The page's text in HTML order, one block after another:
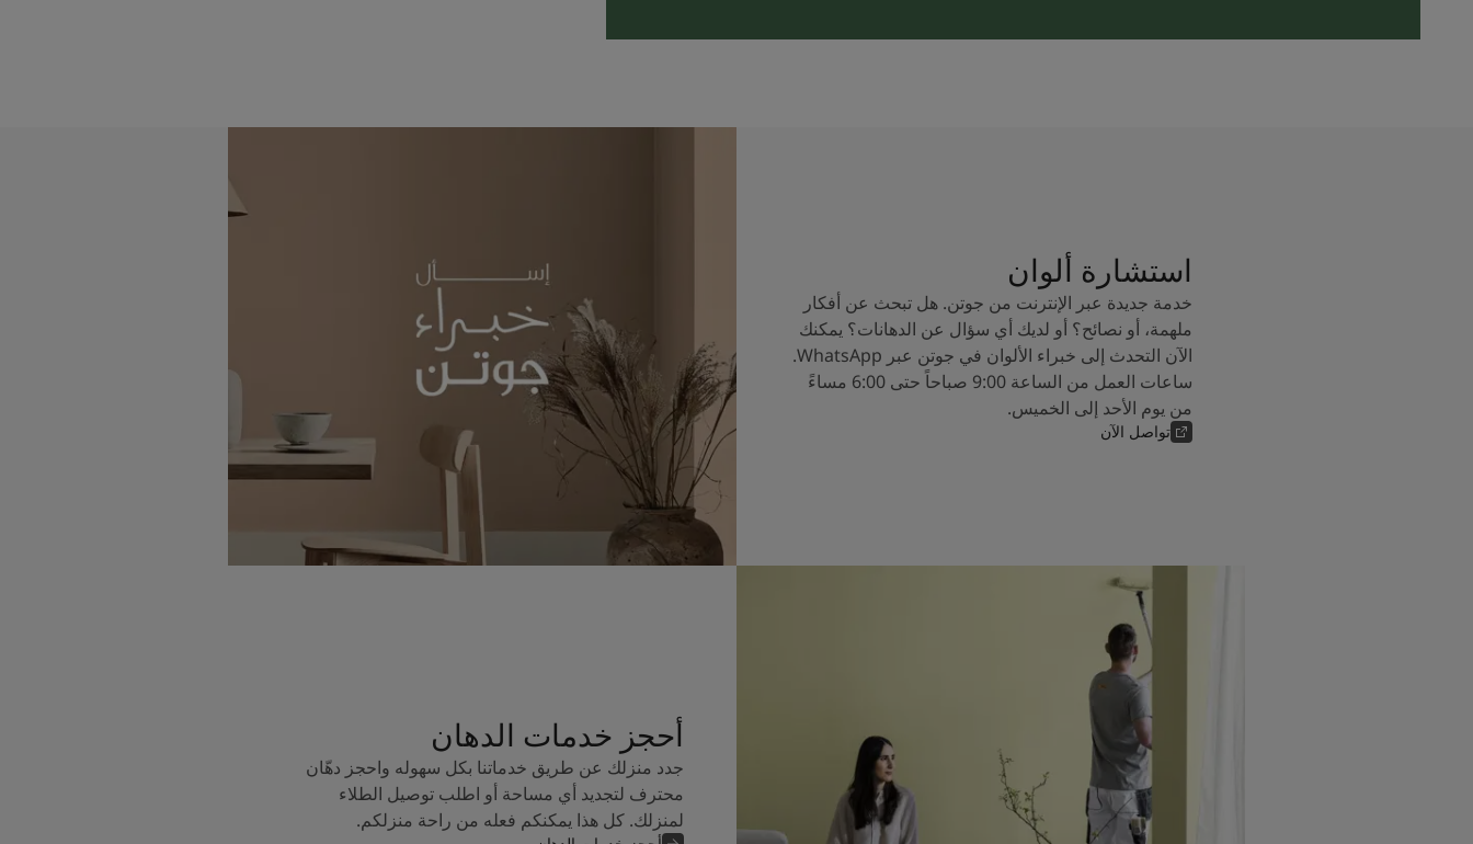
استشارة ألوان
خدمة جديدة عبر الإنترنت من جوتن. هل تبحث عن أفكار
ملهمة، أو نصائح؟ أو لديك أي سؤال عن الدهانات؟ يمكنك
الآن التحدث إلى خبراء الألوان في جوتن عبر WhatsApp.
ساعات العمل من الساعة 9:00 صباحاً حتى 6:00 مساءً
من يوم الأحد إلى الخميس.
تواصل الآن
أحجز خدمات الدهان
جدد منزلك عن طريق خدماتنا بكل سهوله واحجز دهّان
محترف لتجديد أي مساحة أو اطلب توصيل الطلاء
لمنزلك. كل هذا يمكنكم فعله من راحة منزلكم.